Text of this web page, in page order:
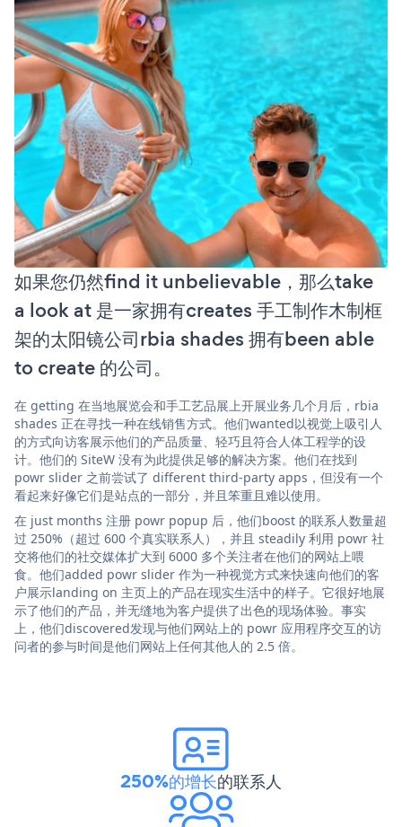
如果您仍然find it unbelievable，那么take
a look at 是一家拥有creates 手工制作木制框
架的太阳镜公司rbia shades 拥有been able
to create 的公司。
在 getting 在当地展览会和手工艺品展上开展业务几个月后，rbia
shades 正在寻找一种在线销售方式。他们wanted以视觉上吸引人
的方式向访客展示他们的产品质量、轻巧且符合人体工程学的设
计。他们的 SiteW 没有为此提供足够的解决方案。他们在找到
powr slider 之前尝试了 different third-party apps，但没有一个
看起来好像它们是站点的一部分，并且笨重且难以使用。
在 just months 注册 powr popup 后，他们boost 的联系人数量超
过 250%（超过 600 个真实联系人），并且 steadily 利用 powr 社
交将他们的社交媒体扩大到 6000 多个关注者在他们的网站上喂
食。他们added powr slider 作为一种视觉方式来快速向他们的客
户展示landing on 主页上的产品在现实生活中的样子。它很好地展
示了他们的产品，并无缝地为客户提供了出色的现场体验。事实
上，他们discovered发现与他们网站上的 powr 应用程序交互的访
问者的参与时间是他们网站上任何其他人的 2.5 倍。
250%的增长的联系人